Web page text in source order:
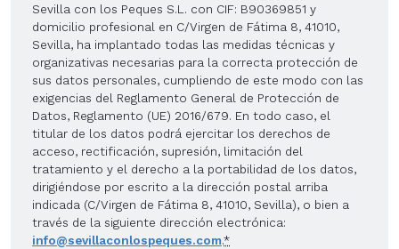
Sevilla con los Peques S.L. con CIF: B90369851 y
domicilio profesional en C/Virgen de Fátima 8, 41010,
Sevilla, ha implantado todas las medidas técnicas y
organizativas necesarias para la correcta protección de
sus datos personales, cumpliendo de este modo con las
exigencias del Reglamento General de Protección de
Datos, Reglamento (UE) 2016/679. En todo caso, el
titular de los datos podrá ejercitar los derechos de
acceso, rectificación, supresión, limitación del
tratamiento y el derecho a la portabilidad de los datos,
dirigiéndose por escrito a la dirección postal arriba
indicada (C/Virgen de Fátima 8, 41010, Sevilla), o bien a
través de la siguiente dirección electrónica:
info@sevillaconlospeques.com.*